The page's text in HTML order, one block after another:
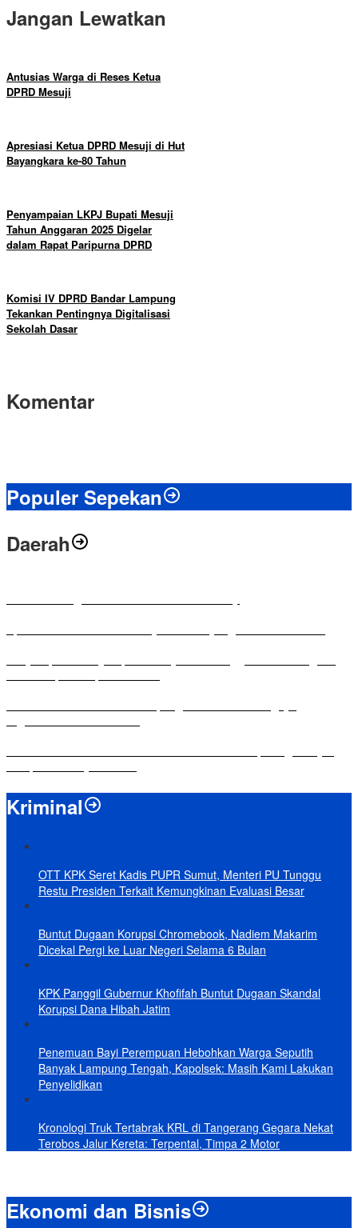
Jangan Lewatkan
Antusias Warga di Reses Ketua
DPRD Mesuji
Apresiasi Ketua DPRD Mesuji di Hut
Bayangkara ke-80 Tahun
Penyampaian LKPJ Bupati Mesuji
Tahun Anggaran 2025 Digelar
dalam Rapat Paripurna DPRD
Komisi IV DPRD Bandar Lampung
Tekankan Pentingnya Digitalisasi
Sekolah Dasar
Komentar
Populer Sepekan
Daerah
Kriminal
OTT KPK Seret Kadis PUPR Sumut, Menteri PU Tunggu
Restu Presiden Terkait Kemungkinan Evaluasi Besar
Buntut Dugaan Korupsi Chromebook, Nadiem Makarim
Dicekal Pergi ke Luar Negeri Selama 6 Bulan
KPK Panggil Gubernur Khofifah Buntut Dugaan Skandal
Korupsi Dana Hibah Jatim
Penemuan Bayi Perempuan Hebohkan Warga Seputih
Banyak Lampung Tengah, Kapolsek: Masih Kami Lakukan
Penyelidikan
Kronologi Truk Tertabrak KRL di Tangerang Gegara Nekat
Terobos Jalur Kereta: Terpental, Timpa 2 Motor
Ekonomi dan Bisnis